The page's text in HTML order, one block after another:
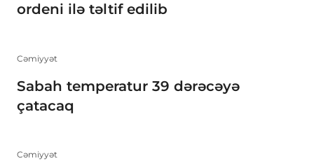
ordeni ilə təltif edilib
Cəmiyyət
Sabah temperatur 39 dərəcəyə
çatacaq
Cəmiyyət